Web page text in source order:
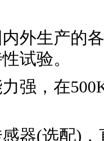
生产的各
试验。
，在
(选配)，